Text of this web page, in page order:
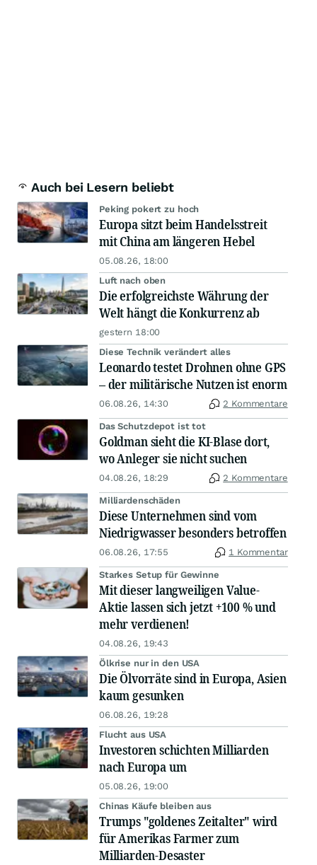
Auch bei Lesern beliebt
Peking pokert zu hoch
Europa sitzt beim Handelsstreit
mit China am längeren Hebel
05.08.26, 18:00
Luft nach oben
Die erfolgreichste Währung der
Welt hängt die Konkurrenz ab
gestern 18:00
Diese Technik verändert alles
Leonardo testet Drohnen ohne GPS
– der militärische Nutzen ist enorm
06.08.26, 14:30 2 Kommentare
Das Schutzdepot ist tot
Goldman sieht die KI-Blase dort,
wo Anleger sie nicht suchen
04.08.26, 18:29 2 Kommentare
Milliardenschäden
Diese Unternehmen sind vom
Niedrigwasser besonders betroffen
06.08.26, 17:55 1 Kommentar
Starkes Setup für Gewinne
Mit dieser langweiligen Value-
Aktie lassen sich jetzt +100 % und
mehr verdienen!
04.08.26, 19:43
Ölkrise nur in den USA
Die Ölvorräte sind in Europa, Asien
kaum gesunken
06.08.26, 19:28
Flucht aus USA
Investoren schichten Milliarden
nach Europa um
05.08.26, 19:00
Chinas Käufe bleiben aus
Trumps "goldenes Zeitalter" wird
für Amerikas Farmer zum
Milliarden-Desaster